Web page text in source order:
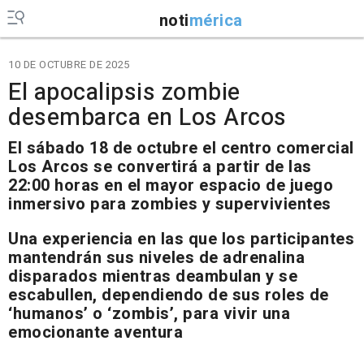
notimérica
10 DE OCTUBRE DE 2025
El apocalipsis zombie
desembarca en Los Arcos
El sábado 18 de octubre el centro comercial
Los Arcos se convertirá a partir de las
22:00 horas en el mayor espacio de juego
inmersivo para zombies y supervivientes
Una experiencia en las que los participantes
mantendrán sus niveles de adrenalina
disparados mientras deambulan y se
escabullen, dependiendo de sus roles de
‘humanos’ o ‘zombis’, para vivir una
emocionante aventura